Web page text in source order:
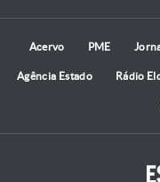
Acervo PME
Agência Estado Rádio